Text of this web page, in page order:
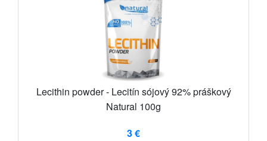
Lecithin powder - Lecitín sójový 92% práškový
Natural 100g
3 €